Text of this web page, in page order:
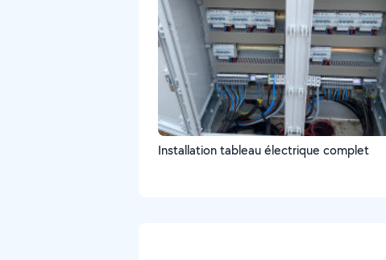
Installation tableau électrique complet